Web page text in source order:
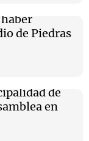
de Piedras
de
en